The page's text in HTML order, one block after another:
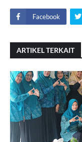
Facebook
ARTIKEL TERKAIT